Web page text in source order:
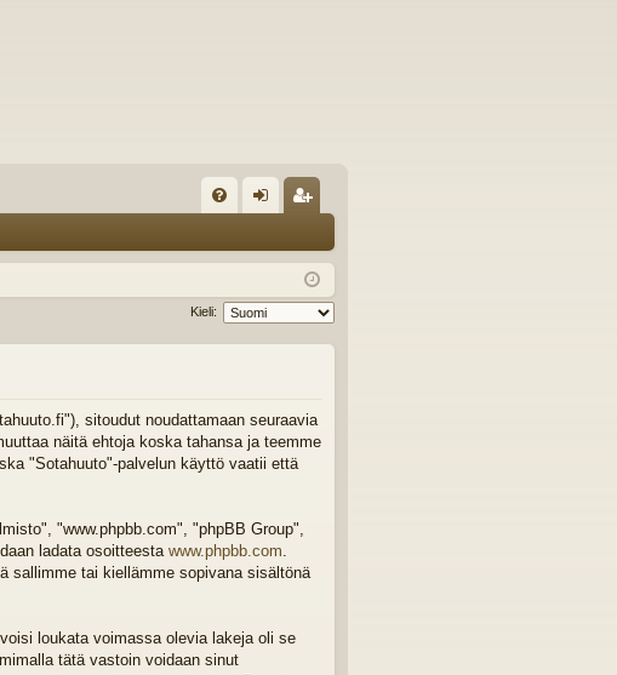
K
K
au
du
si
än
ist
er
öi
Kieli:
sitoudut noudattamaan seuraavia
näitä ehtoja koska tahansa ja teemme
"Sotahuuto"-palvelun käyttö vaatii että
"www.phpbb.com", "phpBB Group",
ladata osoitteesta www.phpbb.com.
sallimme tai kiellämme sopivana sisältönä
loukata voimassa olevia lakeja oli se
tätä vastoin voidaan sinut